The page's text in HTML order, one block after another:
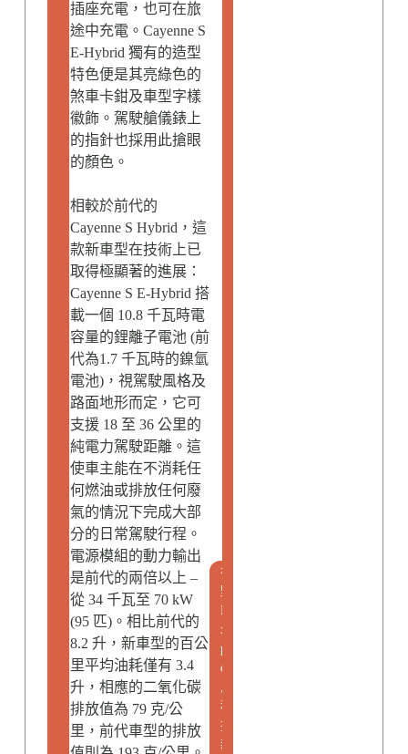
插座充電，也可在旅
途中充電。Cayenne S
E-Hybrid 獨有的造型
特色便是其亮綠色的
煞車卡鉗及車型字樣
徽飾。駕駛艙儀錶上
的指針也採用此搶眼
的顏色。
相較於前代的
Cayenne S Hybrid，這
款新車型在技術上已
取得極顯著的進展：
Cayenne S E-Hybrid 搭
載一個 10.8 千瓦時電
容量的鋰離子電池 (前
代為1.7 千瓦時的鎳氫
電池)，視駕駛風格及
路面地形而定，它可
支援 18 至 36 公里的
純電力駕駛距離。這
使車主能在不消耗任
何燃油或排放任何廢
氣的情況下完成大部
分的日常駕駛行程。
電源模組的動力輸出
是前代的兩倍以上 –
從 34 千瓦至 70 kW
(95 匹)。相比前代的
8.2 升，新車型的百公
里平均油耗僅有 3.4
升，相應的二氧化碳
排放值為 79 克/公
里，前代車型的排放
視
野
E
x
p
o
,
科
技
新